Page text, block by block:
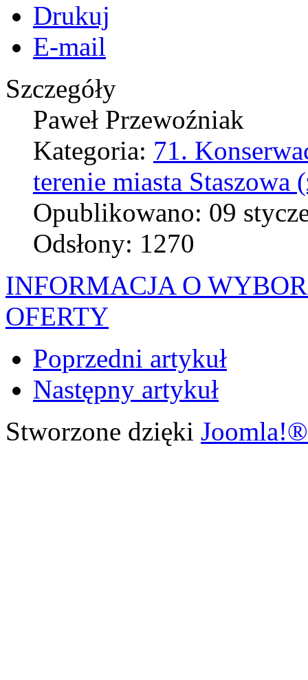
Drukuj
E-mail
Szczegóły
Paweł Przewoźniak
Kategoria: 71.
terenie miasta Staszowa
Opublikowano: 09
Odsłony: 1270
INFORMACJA O
OFERTY
Poprzedni artykuł
Następny artykuł
Stworzone dzięki Joomla!®